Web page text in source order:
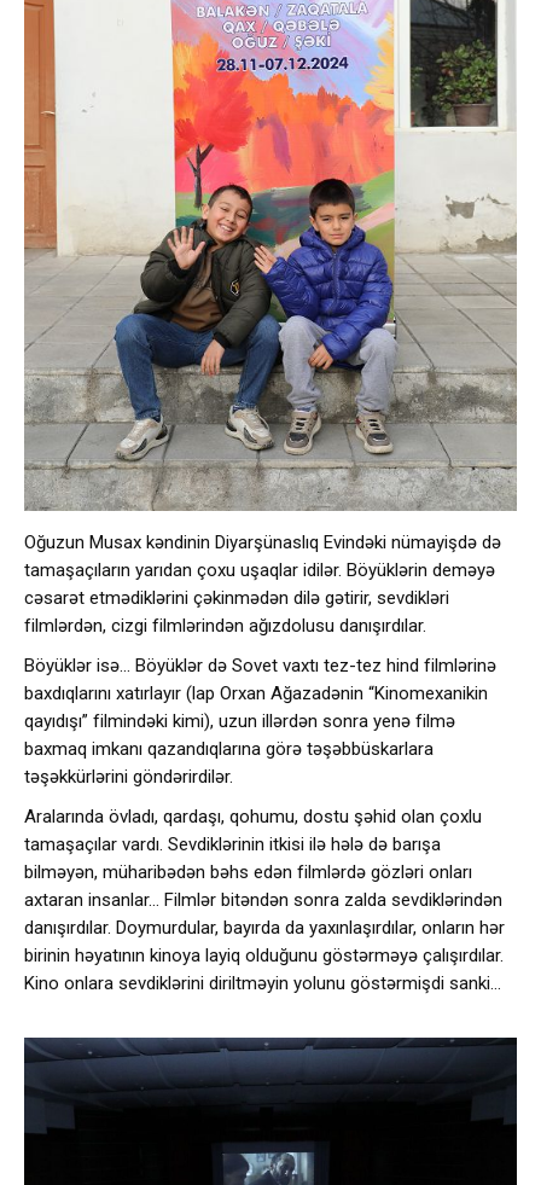
Oğuzun Musax kəndinin Diyarşünaslıq Evindəki nümayişdə də
tamaşaçıların yarıdan çoxu uşaqlar idilər. Böyüklərin deməyə
cəsarət etmədiklərini çəkinmədən dilə gətirir, sevdikləri
filmlərdən, cizgi filmlərindən ağızdolusu danışırdılar.
Böyüklər isə… Böyüklər də Sovet vaxtı tez-tez hind filmlərinə
baxdıqlarını xatırlayır (lap Orxan Ağazadənin “Kinomexanikin
qayıdışı” filmindəki kimi), uzun illərdən sonra yenə filmə
baxmaq imkanı qazandıqlarına görə təşəbbüskarlara
təşəkkürlərini göndərirdilər.
Aralarında övladı, qardaşı, qohumu, dostu şəhid olan çoxlu
tamaşaçılar vardı. Sevdiklərinin itkisi ilə hələ də barışa
bilməyən, müharibədən bəhs edən filmlərdə gözləri onları
axtaran insanlar… Filmlər bitəndən sonra zalda sevdiklərindən
danışırdılar. Doymurdular, bayırda da yaxınlaşırdılar, onların hər
birinin həyatının kinoya layiq olduğunu göstərməyə çalışırdılar.
Kino onlara sevdiklərini diriltməyin yolunu göstərmişdi sanki…